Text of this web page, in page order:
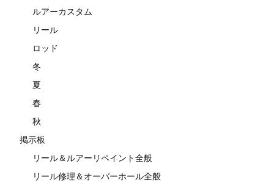
ルアーカスタム
リール
ロッド
冬
夏
春
秋
掲示板
リール＆ルアーリペイント全般
リール修理＆オーバーホール全般